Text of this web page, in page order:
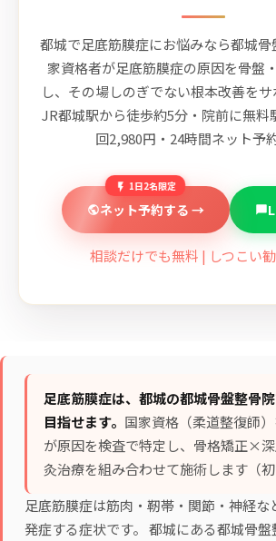
都城で足底筋膜症にお悩みなら都城
家資格者が足底筋膜症の原因を骨盤
し、その場しのぎでない根本改善をサ
JR都城駅から徒歩約5分・院前に無料
回2,980円・24時間ネット予
1日2名限定
ネット予約する →
相談だけでも無料 | しつこい
足底筋膜症は、都城の都城骨盤整骨
目指せます。 国家資格（柔道整復師
が原因を検査で特定し、 骨格矯正×
灸治療を組み合わせて施術します（初
足底筋膜症は筋肉・靭帯・関節・神経な
発症する症状です。 都城にある都城骨